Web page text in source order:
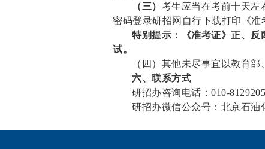
（三） 考生应当在考前十天左
密码登录研招网自行下载打印《准
特别提示：《准考证》正、
试。
（四）其他未尽事宜以教育
六、联系方式
研招办咨询电话：010-
研招办微信公众号：北京石油